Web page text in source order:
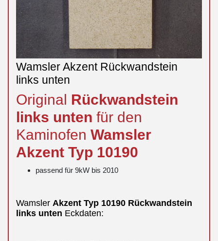
Wamsler Akzent Rückwandstein
links unten
Original Rückwandstein
links unten für den
Kaminofen Wamsler
Akzent Typ 10190
passend für 9kW bis 2010
Wamsler Akzent Typ 10190 Rückwandstein
links unten Eckdaten: